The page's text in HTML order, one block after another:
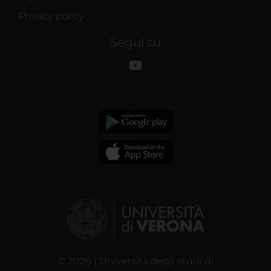
Privacy policy
Segui su
© 2026 | Università degli studi di